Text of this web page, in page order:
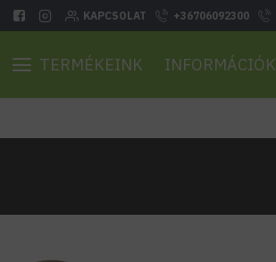
KAPCSOLAT +36706092300
TERMÉKEINK INFORMÁCIÓK